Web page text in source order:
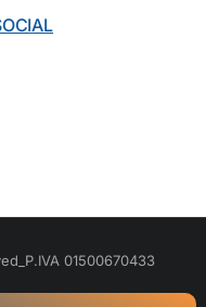
01500670433